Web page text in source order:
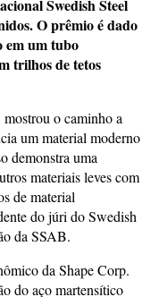
Swedish Steel
O prêmio é dado
em um tubo
trilhos de tetos
o caminho a
um material moderno
demonstra uma
materiais leves com
de material
do júri do Swedish
da SSAB.
da Shape Corp.
do aço martensítico